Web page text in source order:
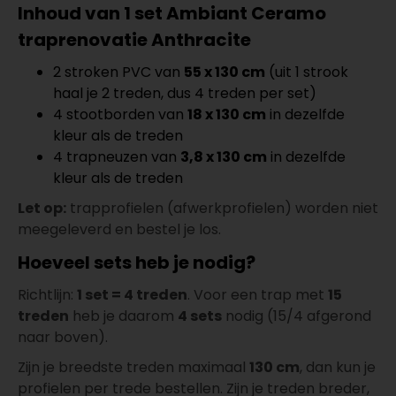
5606146211
per lengte: mm, € 69,95 p/st
Co-Pro Profielen
14x3000x43mm RVS
5607145211
per lengte: mm, € 34,95 p/st
Co-Pro Profielen
14x3000x43mm Zwart
5607145311
per lengte: mm, € 36,95 p/st
Co-Pro Profielen
14x3000x43mm Alu/Zilver
per lengte: mm, € 32,95 p/st
Meter Aantal
Co-Pro Profielen
14x3000x43mm Brons
5607146111
per lengte: mm, € 36,95 p/st
Meter Aantal
Co-Pro Profielen
14x3000x43mm Goud
Meter Aantal
Inhoud van 1 set Ambiant Ceramo
traprenovatie Anthracite
2 stroken PVC van 55 x 130 cm (uit 1 strook
haal je 2 treden, dus 4 treden per set)
4 stootborden van 18 x 130 cm in dezelfde
kleur als de treden
4 trapneuzen van 3,8 x 130 cm in dezelfde
kleur als de treden
Let op: trapprofielen (afwerkprofielen) worden niet
meegeleverd en bestel je los.
Hoeveel sets heb je nodig?
Richtlijn: 1 set = 4 treden. Voor een trap met 15
treden heb je daarom 4 sets nodig (15/4 afgerond
naar boven).
Zijn je breedste treden maximaal 130 cm, dan kun je
profielen per trede bestellen. Zijn je treden breder,